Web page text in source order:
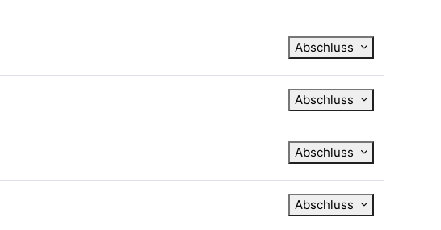
Abschluss
Abschluss
Abschluss
Abschluss